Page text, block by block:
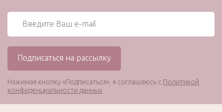
Нажимая кнопку «Подписаться», я соглашаюсь с Политикой
конфиденциальности данных